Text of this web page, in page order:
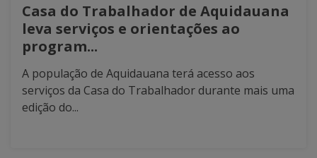
Casa do Trabalhador de Aquidauana
leva serviços e orientações ao
program...
A população de Aquidauana terá acesso aos
serviços da Casa do Trabalhador durante mais uma
edição do...